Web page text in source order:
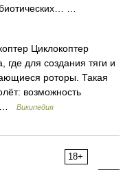
…
Циклокоптер
где для создания тяги и
роторы. Такая
возможность
…
Википедия
18+